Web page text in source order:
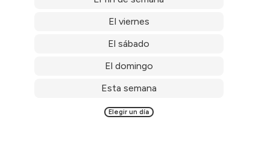
El viernes
El sábado
El domingo
Esta semana
Elegir un día